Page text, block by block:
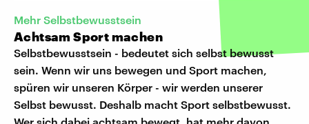
Mehr Selbstbewusstsein
Achtsam Sport machen
Selbstbewusstsein - bedeutet sich selbst bewusst
sein. Wenn wir uns bewegen und Sport machen,
spüren wir unseren Körper - wir werden unserer
Selbst bewusst. Deshalb macht Sport selbstbewusst.